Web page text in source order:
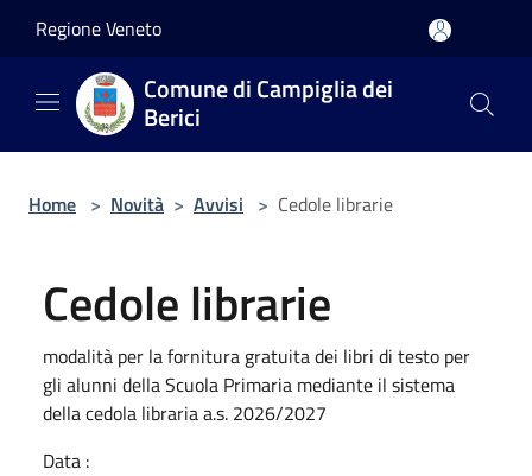
Regione Veneto
Comune di Campiglia dei
Berici
Home > Novità > Avvisi > Cedole librarie
Cedole librarie
modalità per la fornitura gratuita dei libri di testo per
gli alunni della Scuola Primaria mediante il sistema
della cedola libraria a.s. 2026/2027
Data :